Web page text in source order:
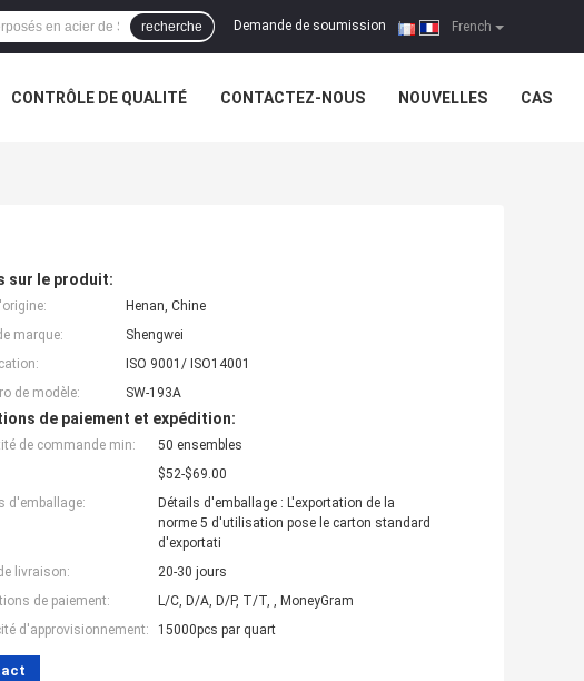
French
Demande de soumission |
recherche
CONTRÔLE DE QUALITÉ CONTACTEZ-NOUS NOUVELLES CAS
sur le produit:
Henan, Chine
marque:
Shengwei
ISO 9001/ ISO14001
de modèle:
SW-193A
de paiement et expédition:
de commande min:
50 ensembles
$52-$69.00
d'emballage:
Détails d'emballage : L'exportation de la
norme 5 d'utilisation pose le carton standard
d'exportati
livraison:
20-30 jours
de paiement:
L/C, D/A, D/P, T/T, , MoneyGram
d'approvisionnement:
15000pcs par quart